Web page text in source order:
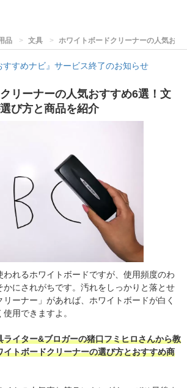
品 文具 ホワイトボードクリーナーの人気お
すすめナビ』サービス終了のお知らせ
リーナーの人気おすすめ6選！文
び方と商品を紹介
れるホワイトボードですが、使用頻度のわ
かにされがちです。汚れをしっかりと落とせ
ーナー」があれば、ホワイトボードが白く
用できますよ。
ライター&ブロガーの猪口フミヒロさんから教
イトボードクリーナーの選び方とおすすめ商